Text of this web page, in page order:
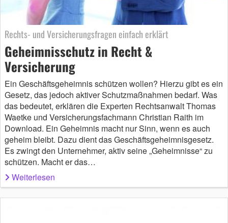
Rechts- und Versicherungsfragen einfach erklärt
Geheimnisschutz in Recht &
Versicherung
Ein Geschäftsgeheimnis schützen wollen? Hierzu gibt es ein
Gesetz, das jedoch aktiver Schutzmaßnahmen bedarf. Was
das bedeutet, erklären die Experten Rechtsanwalt Thomas
Waetke und Versicherungsfachmann Christian Raith im
Download. Ein Geheimnis macht nur Sinn, wenn es auch
geheim bleibt. Dazu dient das Geschäftsgeheimnisgesetz.
Es zwingt den Unternehmer, aktiv seine „Geheimnisse“ zu
schützen. Macht er das…
Weiterlesen